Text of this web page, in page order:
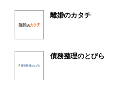
離婚のカタチ
債務整理のとびら